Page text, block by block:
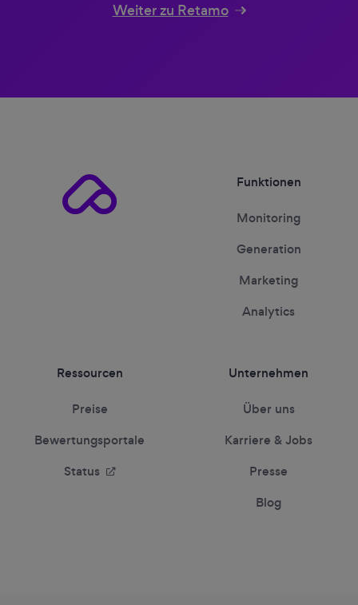
Weiter zu Retamo
Funktionen
Monitoring
Generation
Marketing
Analytics
Ressourcen
Preise
Bewertungsportale
Status
Unternehmen
Über uns
Karriere & Jobs
Presse
Blog